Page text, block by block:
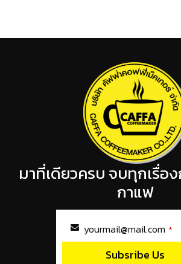
มาที่เดียวครบ จบทุกเรื่อง
กาแฟ
yourmail@mail.com *
Subsribe Us